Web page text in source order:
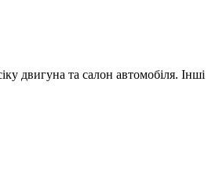
двигуна та салон автомобіля. Інші